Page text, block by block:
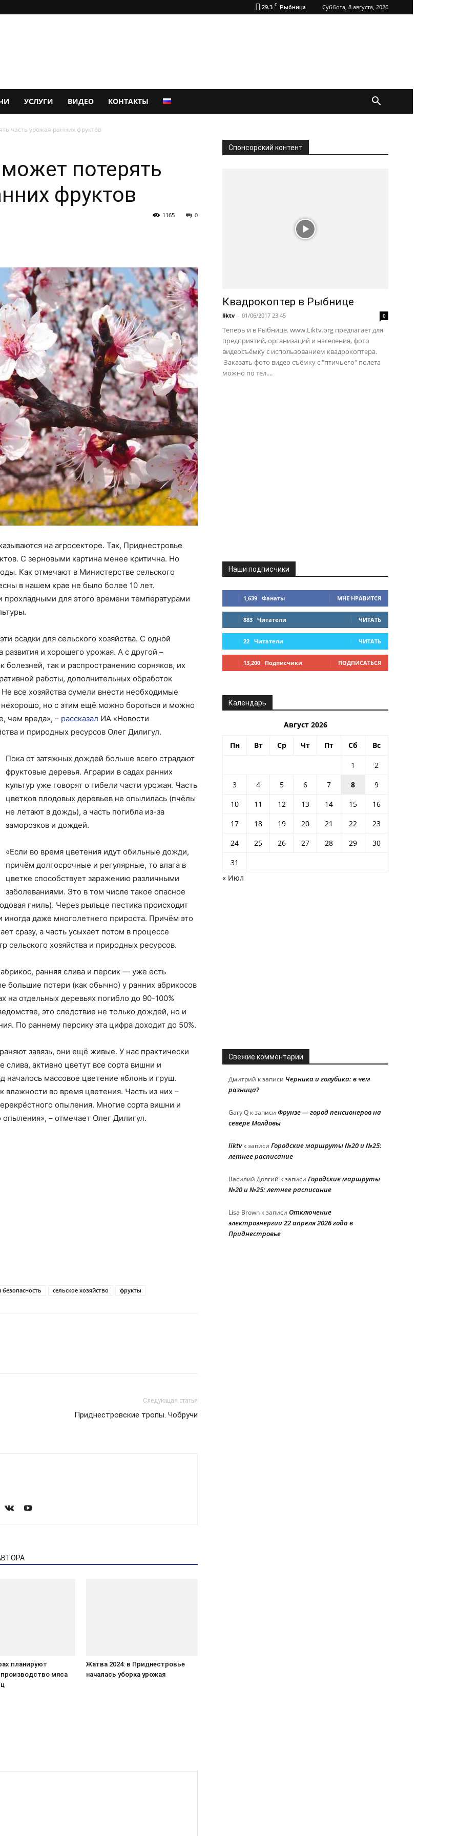
29.3 C Рыбница Суббота, 8 августа, 2026
УСЛУГИ ВИДЕО КОНТАКТЫ
часть урожая ранних фруктов
потерять
фруктов
0
1165
на агросекторе. Так, Приднестровье
С зерновыми картина менее критична. Но
Как отмечают в Министерстве сельского
в нашем крае не было более 10 лет.
для этого времени температурами
осадки для сельского хозяйства. С одной
развития и хорошего урожая. А с другой –
болезней, так и распространению сорняков, их
работы, дополнительных обработок
все хозяйства сумели внести необходимые
но с этим ещё можно бороться и можно
чем вреда», – рассказал ИА «Новости
и природных ресурсов Олег Дилигул.
Пока от затяжных дождей больше всего страдают
фруктовые деревья. Аграрии в садах ранних
культур уже говорят о гибели части урожая. Часть
цветков плодовых деревьев не опылилась (пчёлы
не летают в дождь), а часть погибла из-за
заморозков и дождей.
«Если во время цветения идут обильные дожди,
причём долгосрочные и регулярные, то влага в
цветке способствует заражению различными
заболеваниями. Это в том числе такое опасное
гниль). Через рыльце пестика происходит
иногда даже многолетнего прироста. Причём это
сразу, а часть усыхает потом в процессе
сельского хозяйства и природных ресурсов.
ранняя слива и персик — уже есть
большие потери (как обычно) у ранних абрикосов
на отдельных деревьях погибло до 90-100%
это следствие не только дождей, но и
По раннему персику эта цифра доходит до 50%.
завязь, они ещё живые. У нас практически
активно цветут все сорта вишни и
массовое цветение яблонь и груш.
во время цветения. Часть из них ­–
опыления. Многие сорта вишни и
– отмечает Олег Дилигул.
сельское хозяйство фрукты
Следующая статья
Приднестровские тропы. Чобручи
планируют
мяса
Жатва 2024: в Приднестровье
началась уборка урожая
Спонсорский контент
Квадрокоптер в Рыбнице
liktv - 01/06/2017 23:45 0
Теперь и в Рыбнице. www.Liktv.org предлагает для
предприятий, организаций и населения, фото
видеосъёмку с использованием квадрокоптера.
Заказать фото видео съёмку с "птичьего" полета
можно по тел....
Наши подписчики
1,639 Фанаты МНЕ НРАВИТСЯ
883 Читатели ЧИТАТЬ
22 Читатели ЧИТАТЬ
13,200 Подписчики ПОДПИСАТЬСЯ
Календарь
Август 2026
Пн Вт Ср Чт Пт Сб Вс
1
2
3
4 5 6 7 8
9
10
11 12 13 14 15
16
17
18 19 20 21 22
23
24
25 26 27 28 29
30
31
« Июл
Свежие комментарии
Дмитрий к записи Черника и голубика: в чем
разница?
Gary Q к записи Фрунзе — город пенсионеров на
севере Молдовы
liktvк записи Городские маршруты №20 и №25:
летнее расписание
Василий Долгий к записи Городские маршруты
№20 и №25: летнее расписание
Lisa Brown к записи Отключение
электроэнергии 22 апреля 2026 года в
Приднестровье